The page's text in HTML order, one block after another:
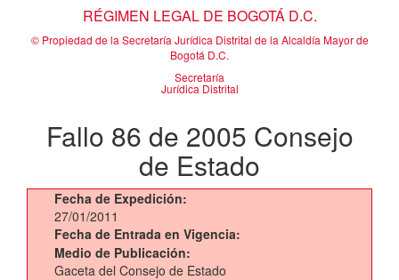
RÉGIMEN LEGAL DE BOGOTÁ D.C.
© Propiedad de la Secretaría Jurídica Distrital de la Alcaldía Mayor de
Bogotá D.C.
Secretaría
Jurídica Distrital
Fallo 86 de 2005 Consejo
de Estado
Fecha de Expedición:
27/01/2011
Fecha de Entrada en Vigencia:
Medio de Publicación:
Gaceta del Consejo de Estado